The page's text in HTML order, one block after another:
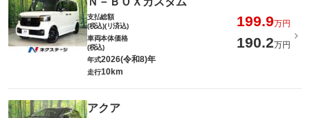
支払総額
(税込)(リ済込)
199.9万円
車両本体価格
(税込)
190.2万円
年式2026(令和8)年
走行10km
アクア